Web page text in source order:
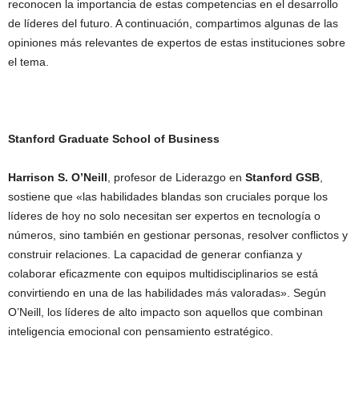
reconocen la importancia de estas competencias en el desarrollo
de líderes del futuro. A continuación, compartimos algunas de las
opiniones más relevantes de expertos de estas instituciones sobre
el tema.
Stanford Graduate School of Business
Harrison S. O’Neill , profesor de Liderazgo en Stanford GSB
sostiene que «las habilidades blandas son cruciales porque los
líderes de hoy no solo necesitan ser expertos en tecnología o
números, sino también en gestionar personas, resolver conflictos y
construir relaciones. La capacidad de generar confianza y
colaborar eficazmente con equipos multidisciplinarios se está
convirtiendo en una de las habilidades más valoradas». Según
O’Neill, los líderes de alto impacto son aquellos que combinan
inteligencia emocional con pensamiento estratégico.